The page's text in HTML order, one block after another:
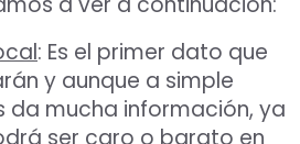
: Es el primer dato que
y aunque a simple
da mucha información, ya